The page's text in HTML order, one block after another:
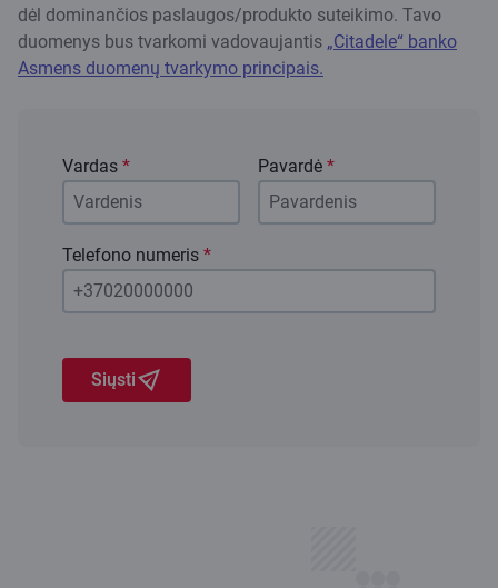
dėl dominančios paslaugos/produkto suteikimo. Tavo
duomenys bus tvarkomi vadovaujantis „Citadele“ banko
Asmens duomenų tvarkymo principais.
Vardas * Pavardė *
Telefono numeris *
Siųsti